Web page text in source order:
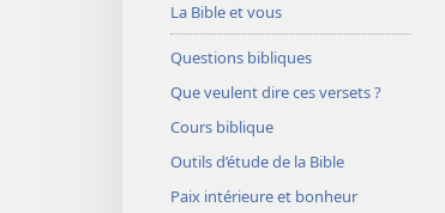
La Bible et vous
Questions bibliques
Que veulent dire ces versets ?
Cours biblique
Outils d’étude de la Bible
Paix intérieure et bonheur